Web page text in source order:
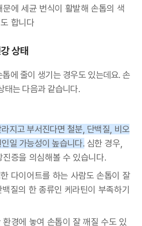
에 세균 번식이 활발해 손톱의 색
합니다
상태
에 줄이 생기는 경우도 있는데요. 손
태는 다음과 같습니다.
지고 부서진다면 철분, 단백질, 비오
일 가능성이 높습니다.심한 경우,
증을 의심해볼 수 있습니다.
다이어트를 하는 사람도 손톱이 잘
질의 한 종류인 케라틴이 부족하기
경에 놓여 손톱이 잘 깨질 수도 있